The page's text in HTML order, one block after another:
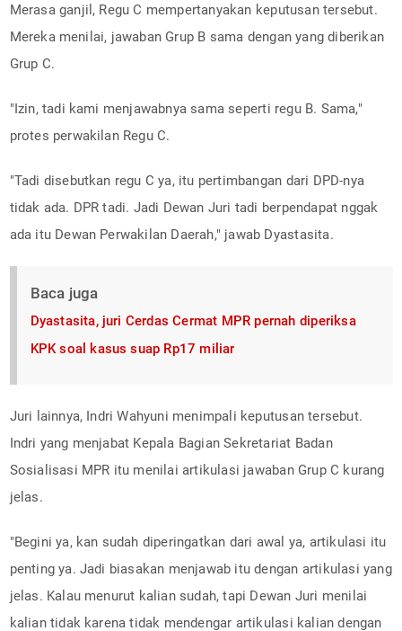
Merasa ganjil, Regu C mempertanyakan keputusan tersebut.
Mereka menilai, jawaban Grup B sama dengan yang diberikan
Grup C.
"Izin, tadi kami menjawabnya sama seperti regu B. Sama,"
protes perwakilan Regu C.
"Tadi disebutkan regu C ya, itu pertimbangan dari DPD-nya
tidak ada. DPR tadi. Jadi Dewan Juri tadi berpendapat nggak
ada itu Dewan Perwakilan Daerah," jawab Dyastasita.
Baca juga
Dyastasita, juri Cerdas Cermat MPR pernah diperiksa
KPK soal kasus suap Rp17 miliar
Juri lainnya, Indri Wahyuni menimpali keputusan tersebut.
Indri yang menjabat Kepala Bagian Sekretariat Badan
Sosialisasi MPR itu menilai artikulasi jawaban Grup C kurang
jelas.
"Begini ya, kan sudah diperingatkan dari awal ya, artikulasi itu
penting ya. Jadi biasakan menjawab itu dengan artikulasi yang
jelas. Kalau menurut kalian sudah, tapi Dewan Juri menilai
kalian tidak karena tidak mendengar artikulasi kalian dengan